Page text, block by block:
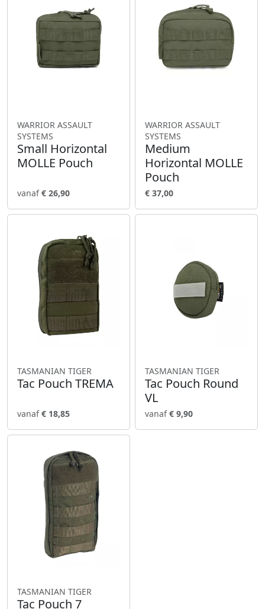
WARRIOR ASSAULT
SYSTEMS
Small Horizontal
MOLLE Pouch
vanaf€ 26,90
WARRIOR ASSAULT
SYSTEMS
Medium
Horizontal MOLLE
Pouch
€ 37,00
TASMANIAN TIGER
Tac Pouch TREMA
vanaf€ 18,85
TASMANIAN TIGER
Tac Pouch Round
VL
vanaf€ 9,90
TASMANIAN TIGER
Tac Pouch 7